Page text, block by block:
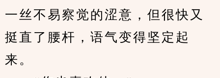
一丝不易察觉的涩意，但很快又
挺直了腰杆，语气变得坚定起
来。